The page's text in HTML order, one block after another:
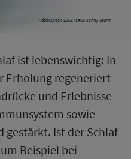
AdobeStock-295271468-Jenny Sturm
ist lebenswichtig: In
Erholung regeneriert
und Erlebnisse
sowie
gestärkt. Ist der Schlaf
Beispiel bei